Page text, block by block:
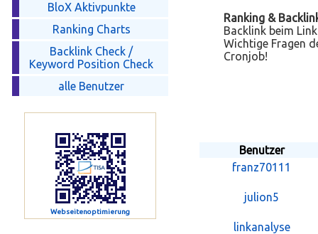
BloX Aktivpunkte
Ranking Charts
Backlink Check /
Keyword Position Check
alle Benutzer
Webseitenoptimierung
Ranking &
Backlink beim
Wichtige Fragen
Cronjob!
Benutzer
franz70111
julion5
linkanalyse